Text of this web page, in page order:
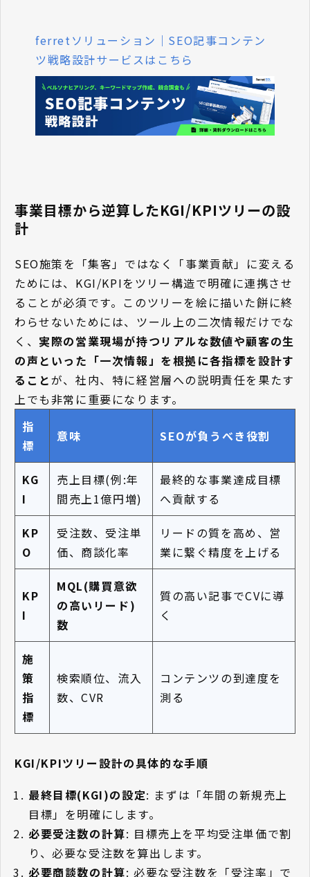
ferretソリューション｜SEO記事コンテン
ツ戦略設計サービスはこちら
事業目標から逆算したKGI/KPIツリーの設
計
SEO施策を「集客」ではなく「事業貢献」に変える
ためには、KGI/KPIをツリー構造で明確に連携させ
ることが必須です。このツリーを絵に描いた餅に終
わらせないためには、ツール上の二次情報だけでな
く、 実際の営業現場が持つリアルな数値や顧客の生
の声といった「一次情報」を根拠に各指標を設計す
ることが、社内、特に経営層への説明責任を果たす
上でも非常に重要になります。
指
標
意味 SEOが負うべき役割
KG
I
売上目標(例:年
間売上1億円増)
最終的な事業達成目標
へ貢献する
KP
O
受注数、受注単
価、商談化率
リードの質を高め、営
業に繋ぐ精度を上げる
KP
I
MQL(購買意欲
の高いリード)
数
質の高い記事でCVに導
く
施
策
指
標
検索順位、流入
数、CVR
コンテンツの到達度を
測る
KGI/KPIツリー設計の具体的な手順
最終目標(KGI)の設定: まずは「年間の新規売上
目標」を明確にします。
必要受注数の計算: 目標売上を平均受注単価で割
り、必要な受注数を算出します。
必要商談数の計算: 必要な受注数を「受注率」で